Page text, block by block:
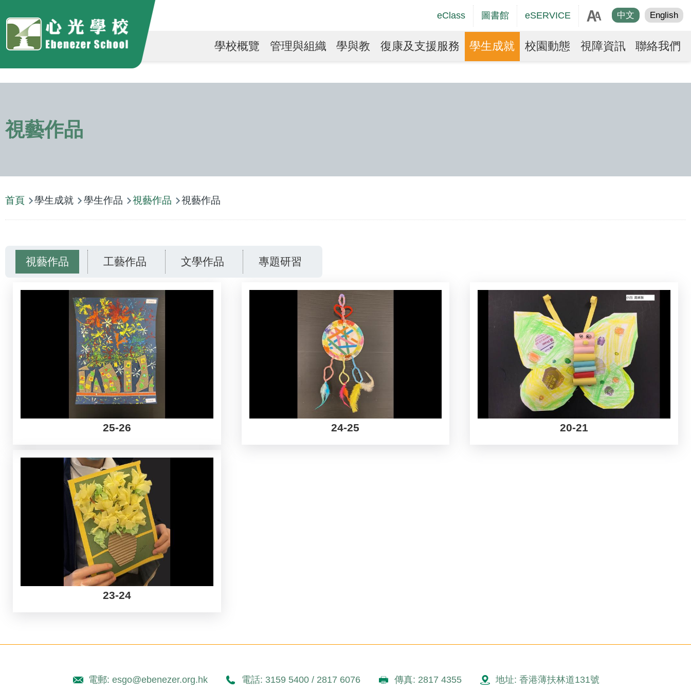
Social
Language
switcher
中文 English
eClass 圖書館 eSERVICE
Main
學校概覽 管理與組織 學與教 復康及支援服務 學生成就 校園動態 視障資訊 聯絡我們
視藝作品
航
連
首頁 學生成就 學生作品 視藝作品 視藝作品
視藝作品 工藝作品 文學作品 專題研習
25-26 24-25 20-21
23-24
電郵: esgo@ebenezer.org.hk 電話: 3159 5400 / 2817 6076 傳真: 2817 4355 地址: 香港薄扶林道131號